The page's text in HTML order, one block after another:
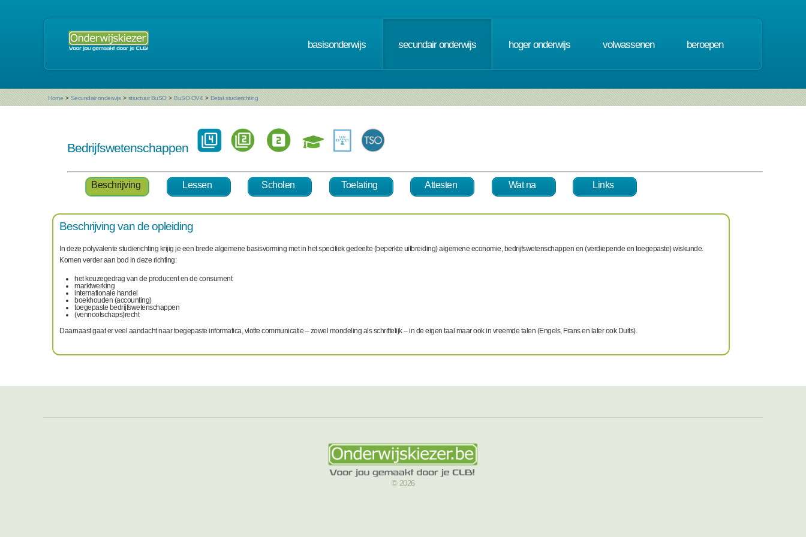
basisonderwijs secundair onderwijs hoger onderwijs volwassenen beroepen
Home > Secundair onderwijs > structuur BuSO > BuSO OV4 > Detail studierichting
Bedrijfswetenschappen
Beschrijving Lessen Scholen Toelating Attesten Wat na Links
Beschrijving van de opleiding
In deze polyvalente studierichting krijig je een brede algemene basisvorming met in het specifiek gedeelte (beperkte uitbreiding) algemene economie, bedrijfswetenschappen en (verdiepende en toegepaste) wiskunde.
Komen verder aan bod in deze richting:
het keuzegedrag van de producent en de consument
marktwerking
internationale handel
boekhouden (accounting)
toegepaste bedrijfswetenschappen
(vennootschaps)recht
Daarnaast gaat er veel aandacht naar toegepaste informatica, vlotte communicatie – zowel mondeling als schriftelijk – in de eigen taal maar ook in vreemde talen (Engels, Frans en later ook Duits).
© 2026